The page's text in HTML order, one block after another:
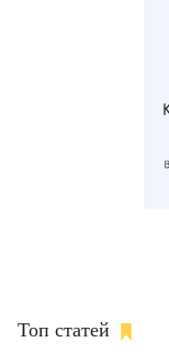
Топ статей